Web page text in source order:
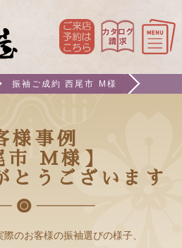
振袖ご成約 西尾市 M様
様事例
市 M様】
とうございます
のお客様の振袖選びの様子、